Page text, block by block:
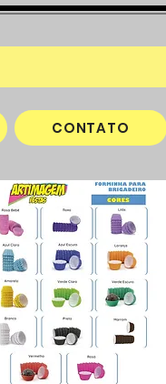
CONTATO